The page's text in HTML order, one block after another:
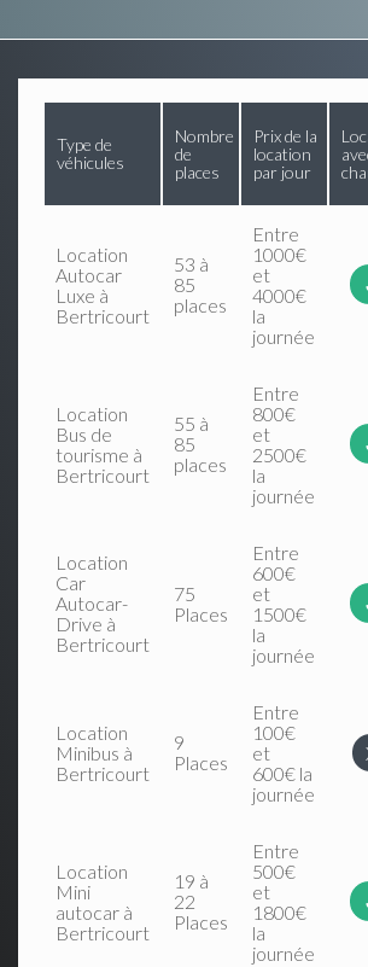
Type de
véhicules
Nombre
de
places
Prix de la
location
par jour
Location
Autocar
Luxe à
Bertricourt
53 à
85
places
Entre
1000€
et
4000€
la
journée
Location
Bus de
tourisme à
Bertricourt
55 à
85
places
Entre
800€
et
2500€
la
journée
Location
Car
Autocar-
Drive à
Bertricourt
75
Places
Entre
600€
et
1500€
la
journée
Location
Minibus à
Bertricourt
9
Places
Entre
100€
et
600€ la
journée
Location
Mini
autocar à
Bertricourt
19 à
22
Places
Entre
500€
et
1800€
la
journée